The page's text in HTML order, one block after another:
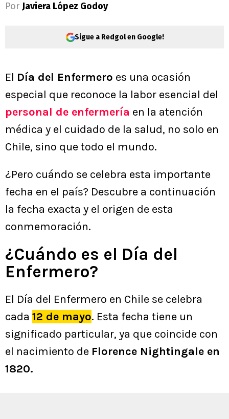
Por Javiera López Godoy
Sigue a Redgol en Google!
El Día del Enfermero es una ocasión
especial que reconoce la labor esencial del
personal de enfermería en la atención
médica y el cuidado de la salud, no solo en
Chile, sino que todo el mundo.
¿Pero cuándo se celebra esta importante
fecha en el país? Descubre a continuación
la fecha exacta y el origen de esta
conmemoración.
¿Cuándo es el Día del
Enfermero?
El Día del Enfermero en Chile se celebra
cada 12 de mayo. Esta fecha tiene un
significado particular, ya que coincide con
el nacimiento de Florence Nightingale en
1820.